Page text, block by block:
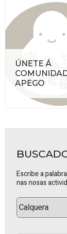
ÚNETE Á
APEGO
Escribe a
nas nosas